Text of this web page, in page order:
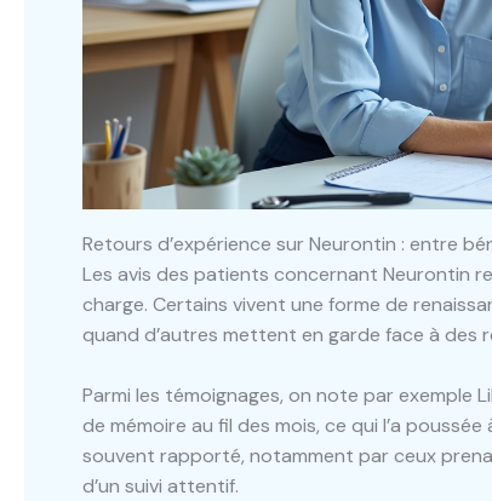
Retours d’expérience sur Neurontin : entre
Les avis des patients concernant Neurontin
charge. Certains vivent une forme de
quand d’autres mettent en garde face à
Parmi les témoignages, on note par
de mémoire au fil des mois, ce qui l’a
souvent rapporté, notamment par ceux
d’un suivi attentif.